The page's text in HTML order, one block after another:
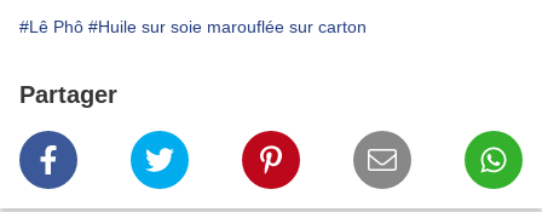
#Lê Phô #Huile sur soie marouflée sur carton
Partager